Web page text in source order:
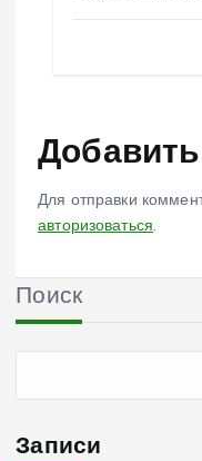
Для отправки
авторизоваться.
Поиск
Записи